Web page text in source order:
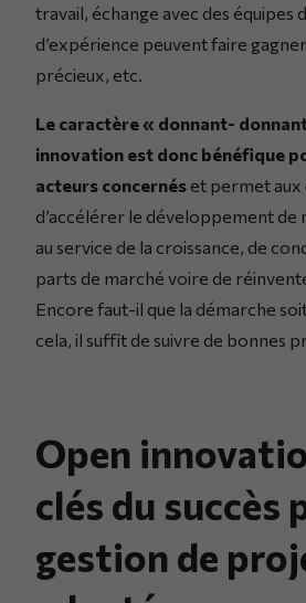
travail, échange avec des équipes
d’expérience peuvent faire
précieux, etc.
Le caractère « donnant- donnant
innovation est donc bénéfique
acteurs concernés et permet
d’accélérer le développement de
au service de la croissance, de
parts de marché voire de
Encore faut-il que la démarche
cela, il suffit de suivre de bonnes
Open
clés du succès
gestion de